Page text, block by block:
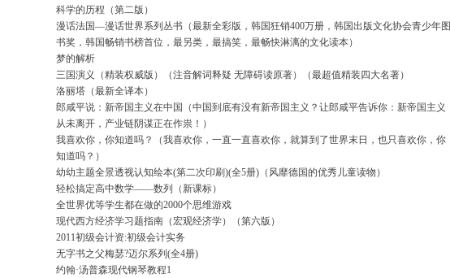
科学的历程（第二版）
漫话法国—漫话世界系列丛书（最新全彩版，韩国狂销400万册，韩国出版文化协会青少年图
书奖，韩国畅销书榜首位，最另类，最搞笑，最畅快淋漓的文化读本）
梦的解析
三国演义（精装权威版）（注音解词释疑 无障碍读原著）（最超值精装四大名著）
洛丽塔（最新全译本）
郎咸平说：新帝国主义在中国（中国到底有没有新帝国主义？让郎咸平告诉你：新帝国主义
从未离开，产业链阴谋正在作祟！）
我喜欢你，你知道吗？（我喜欢你，一直一直喜欢你，就算到了世界末日，也只喜欢你，你
知道吗？）
幼幼主题全景透视认知绘本(第二次印刷)(全5册)（风靡德国的优秀儿童读物）
轻松搞定高中数学——数列（新课标）
全世界优等学生都在做的2000个思维游戏
现代西方经济学习题指南（宏观经济学）（第六版）
2011初级会计资:初级会计实务
无字书之父梅瑟?迈尔系列(全4册)
约翰·汤普森现代钢琴教程1